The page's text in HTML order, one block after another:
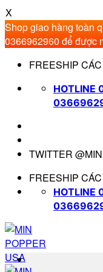
X
Shop giao hàng toàn
0366962960 để được
qua
FREESHIP
TWITTER
FREESHIP